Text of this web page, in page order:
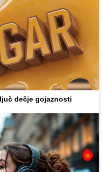
dečje gojaznosti